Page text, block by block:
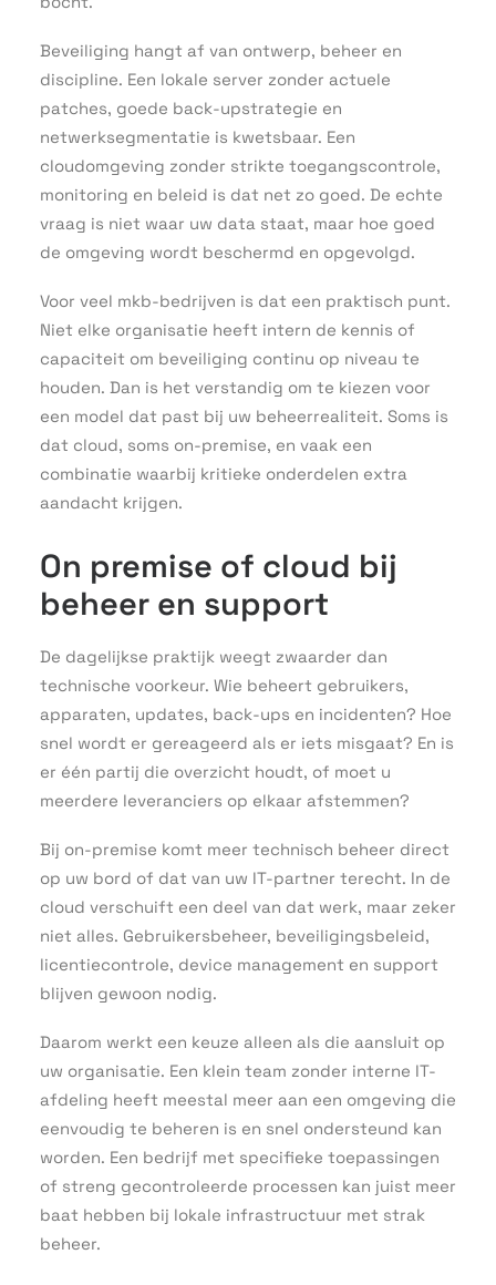
Beveiliging hangt af van ontwerp, beheer en
discipline. Een lokale server zonder actuele
patches, goede back-upstrategie en
netwerksegmentatie is kwetsbaar. Een
cloudomgeving zonder strikte toegangscontrole,
monitoring en beleid is dat net zo goed. De echte
vraag is niet waar uw data staat, maar hoe goed
de omgeving wordt beschermd en opgevolgd.
Voor veel mkb-bedrijven is dat een praktisch punt.
Niet elke organisatie heeft intern de kennis of
capaciteit om beveiliging continu op niveau te
houden. Dan is het verstandig om te kiezen voor
een model dat past bij uw beheerrealiteit. Soms is
dat cloud, soms on-premise, en vaak een
combinatie waarbij kritieke onderdelen extra
aandacht krijgen.
On premise of cloud bij
beheer en support
De dagelijkse praktijk weegt zwaarder dan
technische voorkeur. Wie beheert gebruikers,
apparaten, updates, back-ups en incidenten? Hoe
snel wordt er gereageerd als er iets misgaat? En is
er één partij die overzicht houdt, of moet u
meerdere leveranciers op elkaar afstemmen?
Bij on-premise komt meer technisch beheer direct
op uw bord of dat van uw IT-partner terecht. In de
cloud verschuift een deel van dat werk, maar zeker
niet alles. Gebruikersbeheer, beveiligingsbeleid,
licentiecontrole, device management en support
blijven gewoon nodig.
Daarom werkt een keuze alleen als die aansluit op
uw organisatie. Een klein team zonder interne IT-
afdeling heeft meestal meer aan een omgeving die
eenvoudig te beheren is en snel ondersteund kan
worden. Een bedrijf met specifieke toepassingen
of streng gecontroleerde processen kan juist meer
baat hebben bij lokale infrastructuur met strak
beheer.